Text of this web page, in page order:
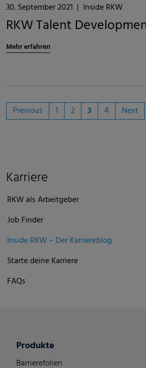
30. September 2021 | Inside RKW
RKW Talent
Mehr erfahren
Previous 1 2 3 4 Next
Karriere
RKW als Arbeitgeber
Job Finder
Inside RKW – Der Karriereblog
Starte deine Karriere
FAQs
Produkte
Barrierefolien